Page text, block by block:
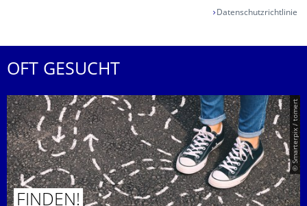
Datenschutzrichtlinie
OFT GESUCHT
© Smarterpix / tomert
FINDEN!